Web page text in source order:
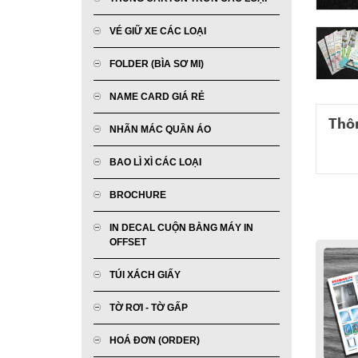
VÉ GIỮ XE CÁC LOẠI
FOLDER (BÌA SƠ MI)
NAME CARD GIÁ RẺ
NHÃN MÁC QUẦN ÁO
BAO LÌ XÌ CÁC LOẠI
BROCHURE
IN DECAL CUỘN BẰNG MÁY IN
OFFSET
TÚI XÁCH GIẤY
TỜ RƠI - TỜ GẤP
HOÁ ĐƠN (ORDER)